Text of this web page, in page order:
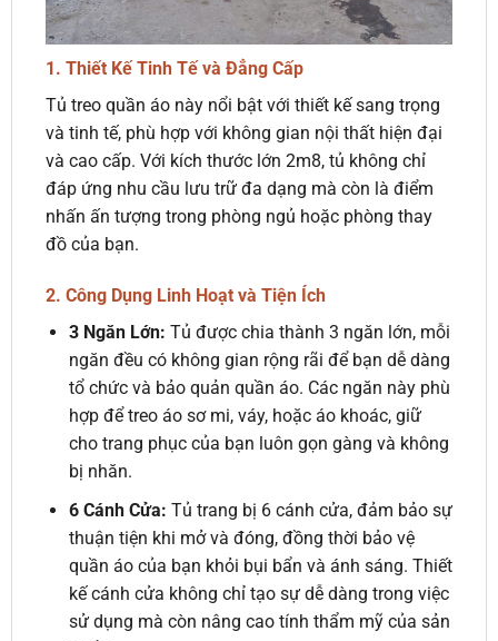
1. Thiết Kế Tinh Tế và Đẳng Cấp
Tủ treo quần áo này nổi bật với thiết kế sang trọng
và tinh tế, phù hợp với không gian nội thất hiện đại
và cao cấp. Với kích thước lớn 2m8, tủ không chỉ
đáp ứng nhu cầu lưu trữ đa dạng mà còn là điểm
nhấn ấn tượng trong phòng ngủ hoặc phòng thay
đồ của bạn.
2. Công Dụng Linh Hoạt và Tiện Ích
3 Ngăn Lớn: Tủ được chia thành 3 ngăn lớn, mỗi
ngăn đều có không gian rộng rãi để bạn dễ dàng
tổ chức và bảo quản quần áo. Các ngăn này phù
hợp để treo áo sơ mi, váy, hoặc áo khoác, giữ
cho trang phục của bạn luôn gọn gàng và không
bị nhăn.
6 Cánh Cửa: Tủ trang bị 6 cánh cửa, đảm bảo sự
thuận tiện khi mở và đóng, đồng thời bảo vệ
quần áo của bạn khỏi bụi bẩn và ánh sáng. Thiết
kế cánh cửa không chỉ tạo sự dễ dàng trong việc
sử dụng mà còn nâng cao tính thẩm mỹ của sản